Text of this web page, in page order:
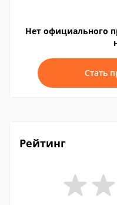
Нет официального
Стать
Рейтинг